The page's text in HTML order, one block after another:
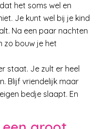
het soms wel en
Je kunt wel bij je kind
Na een paar nachten
zo bouw je het
staat. Je zult er heel
Blijf vriendelijk maar
bedje slaapt. En